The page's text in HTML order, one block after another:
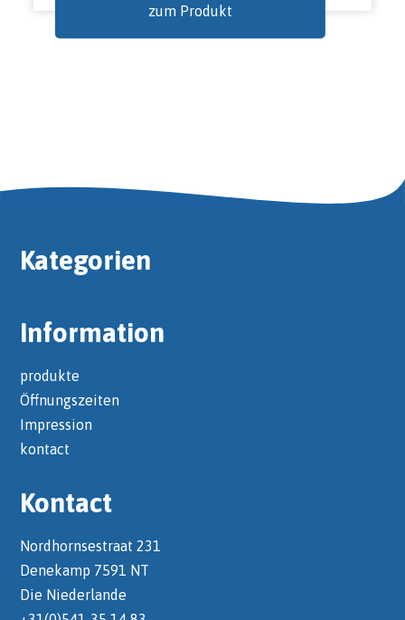
zum Produkt
Kategorien
Information
produkte
Öffnungszeiten
Impression
kontact
Kontact
Nordhornsestraat 231
Denekamp 7591 NT
Die Niederlande